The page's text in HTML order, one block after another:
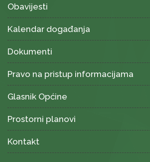
Obavijesti
Kalendar događanja
Dokumenti
Pravo na pristup informacijama
Glasnik Općine
Prostorni planovi
Kontakt